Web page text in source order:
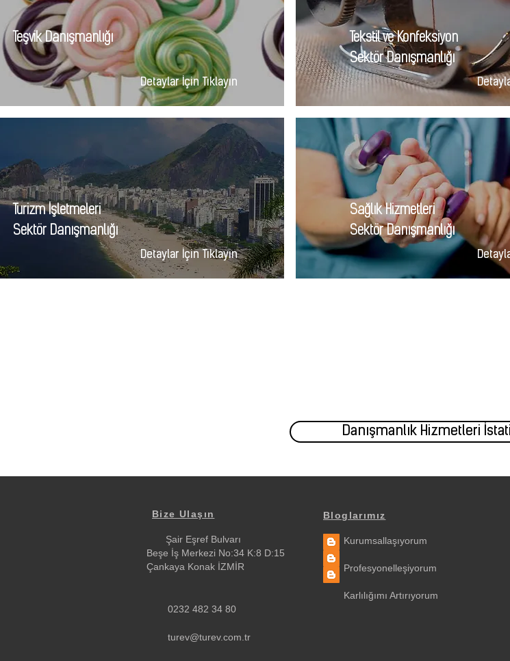
Teşvik Danışmanlığı
Detaylar İçin Tıklayın
Turizm İşletmeleri
Sektör Danışmanlığı
Detaylar İçin Tıklayın
Tekstil ve Konfeksiyon
Sektör Danışmanlığı
Sağlık Hizmetleri
Sektör Danışmanlığı
Danışmanlık Hizmetleri
Bize Ulaşın
Şair Eşref Bulvarı
Beşe İş Merkezi No:34 K:8 D:15
Çankaya Konak İZMİR
Bloglarımız
Kurumsallaşıyorum
Profesyonelleşiyorum
Karlılığımı Artırıyorum
0232 482 34 80
turev@turev.com.tr